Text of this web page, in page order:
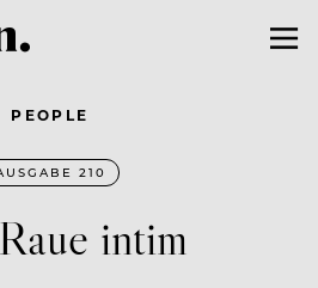
PEOPLE
210
intim